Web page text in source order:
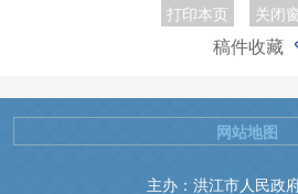
打印本页 关闭
稿件收藏
主办：洪江市人民政
网站地图